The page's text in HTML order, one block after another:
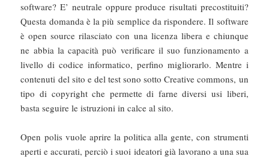
software? E’ neutrale oppure produce risultati precostituiti?
Questa domanda è la più semplice da rispondere. Il software
è open source rilasciato con una licenza libera e chiunque
ne abbia la capacità può verificare il suo funzionamento a
livello di codice informatico, perfino migliorarlo. Mentre i
contenuti del sito e del test sono sotto Creative commons, un
tipo di copyright che permette di farne diversi usi liberi,
basta seguire le istruzioni in calce al sito.
Open polis vuole aprire la politica alla gente, con strumenti
aperti e accurati, perciò i suoi ideatori già lavorano a una sua